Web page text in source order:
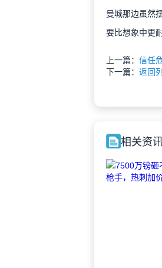
曼城那边虽然
要比想象中更
上一篇： 信任
下一篇： 返回
相关资